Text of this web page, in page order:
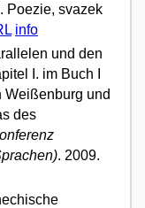
Poezie, svazek
info
und den
I. im Buch I
Weißenburg und
des
. 2009.